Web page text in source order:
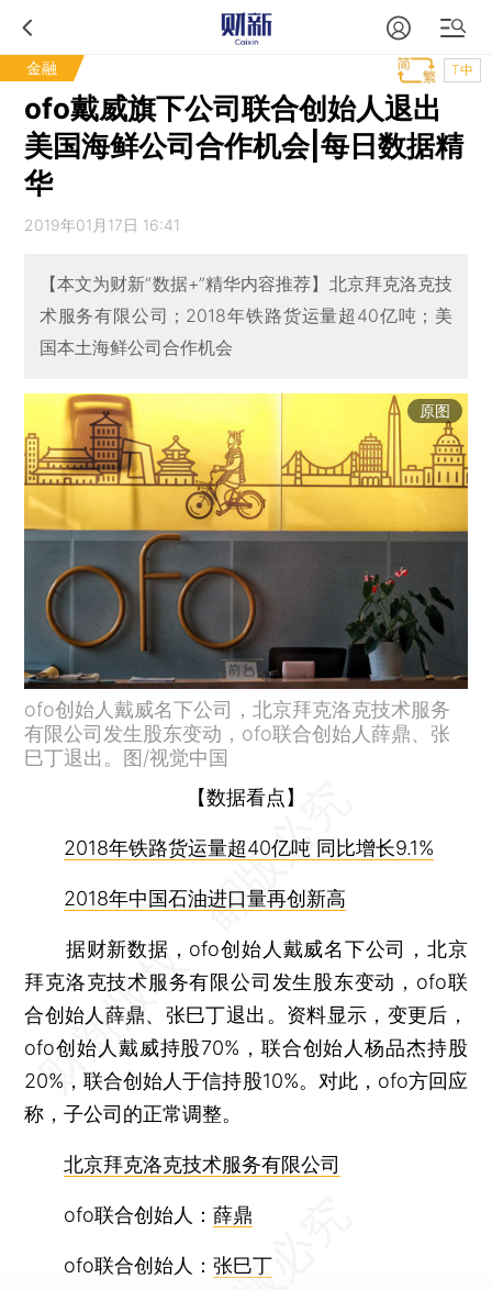
金融 T中
ofo戴威旗下公司联合创始人退出
美国海鲜公司合作机会|每日数据精
华
2019年01月17日 16:41
【本文为财新“数据+”精华内容推荐】北京拜克洛克技
术服务有限公司；2018年铁路货运量超40亿吨；美
国本土海鲜公司合作机会
原图
ofo创始人戴威名下公司，北京拜克洛克技术服务
有限公司发生股东变动，ofo联合创始人薛鼎、张
巳丁退出。图/视觉中国
【数据看点】
2018年铁路货运量超40亿吨 同比增长9.1%
2018年中国石油进口量再创新高
据财新数据，ofo创始人戴威名下公司，北京
拜克洛克技术服务有限公司发生股东变动，ofo联
合创始人薛鼎、张巳丁退出。资料显示，变更后，
ofo创始人戴威持股70%，联合创始人杨品杰持股
20%，联合创始人于信持股10%。对此，ofo方回应
称，子公司的正常调整。
北京拜克洛克技术服务有限公司
ofo联合创始人：薛鼎
ofo联合创始人：张巳丁